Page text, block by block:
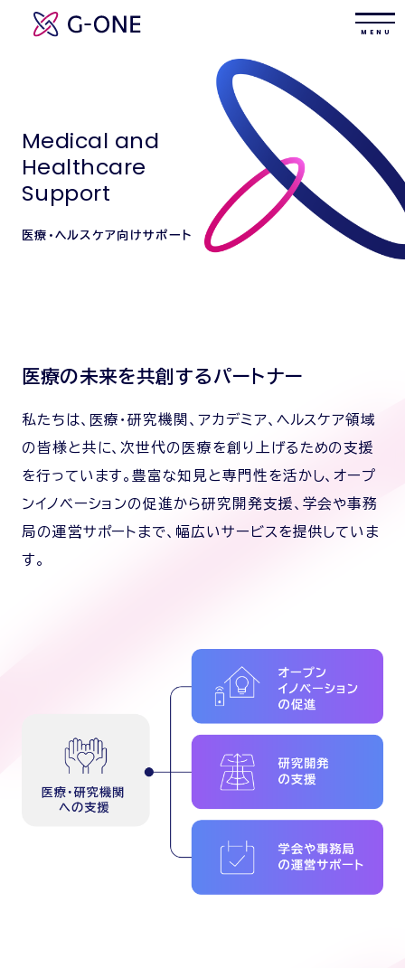
M E N U
Medical and
Healthcare
Support
医療・ヘルスケア向けサポート
医療の未来を共創するパートナー
私たちは、医療・研究機関、アカデミア、ヘルスケア領域
の皆様と共に、次世代の医療を創り上げるための支援
を行っています。豊富な知見と専門性を活かし、オープ
ンイノベーションの促進から研究開発支援、学会や事務
局の運営サポートまで、幅広いサービスを提供していま
す。